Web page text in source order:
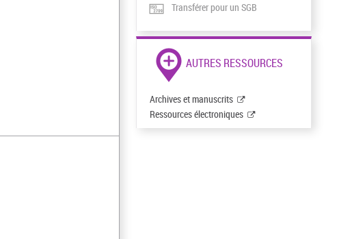
Transférer pour un SGB
AUTRES RESSOURCES
Archives et manuscrits
Ressources électroniques